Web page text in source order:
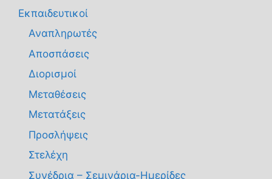
Εκπαιδευτικοί
Αναπληρωτές
Αποσπάσεις
Διορισμοί
Μεταθέσεις
Μετατάξεις
Προσλήψεις
Στελέχη
Συνέδρια – Σεμινάρια-Ημερίδες